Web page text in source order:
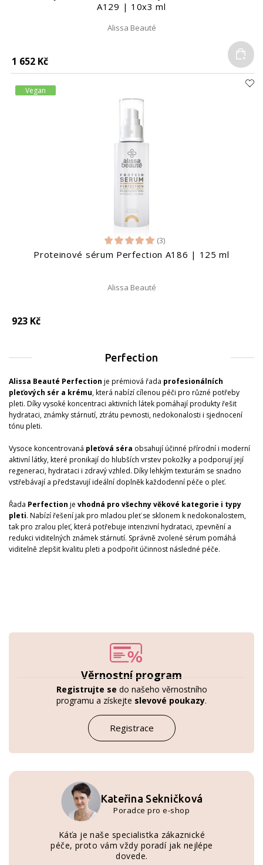
Věrnostní program
Registrujte se do našeho věrnostního
programu a získejte slevové poukazy.
Registrace
Kateřina Sekničková
Poradce pro e-shop
Káťa je naše specialistka zákaznické
péče, proto vám vždy poradí jak nejlépe
dovede.
A129 | 10x3 ml
Alissa Beauté
1 652 Kč
Vegan
(3)
Proteinové sérum Perfection A186 | 125 ml
Alissa Beauté
923 Kč
Perfection
Alissa Beauté Perfection je prémiová řada profesionálních
pleťových sér a krému, která nabízí cílenou péči pro různé potřeby
pleti. Díky vysoké koncentraci aktivních látek pomáhají produkty řešit
hydrataci, známky stárnutí, ztrátu pevnosti, nedokonalosti i sjednocení
tónu pleti.
Vysoce koncentrovaná pleťová séra obsahují účinné přírodní i moderní
aktivní látky, které pronikají do hlubších vrstev pokožky a podporují její
regeneraci, hydrataci i zdravý vzhled. Díky lehkým texturám se snadno
vstřebávají a představují ideální doplněk každodenní péče o pleť.
Řada Perfection je vhodná pro všechny věkové kategorie i typy
pleti. Nabízí řešení jak pro mladou pleť se sklonem k nedokonalostem,
tak pro zralou pleť, která potřebuje intenzivní hydrataci, zpevnění a
redukci viditelných známek stárnutí. Správně zvolené sérum pomáhá
viditelně zlepšit kvalitu pleti a podpořit účinnost následné péče.